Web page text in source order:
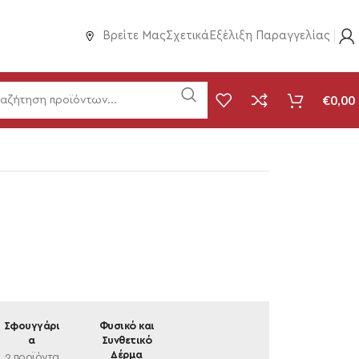
Βρείτε ΜαςΣχετικά Εξέλιξη Παραγγελίας
€0,00
Σφουγγάρι
α
Φυσικό και
Συνθετικό
Δέρμα